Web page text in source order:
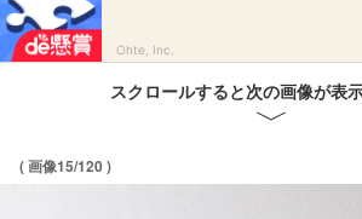
Ohte, Inc.
スクロールすると次の画像が表
( 画像15/120 )